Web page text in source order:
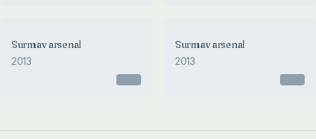
Surmav arsenal
2013
Surmav arsenal
2013